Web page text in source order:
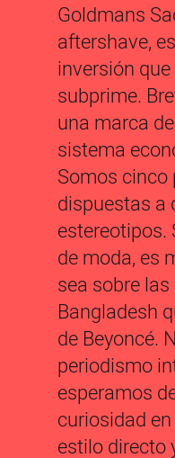
Goldmans
aftershave,
inversión
subprime.
una marca
sistema
Somos
dispuestas a
estereotipos.
de moda, es
sea sobre
Bangladesh
de Beyoncé.
periodismo
esperamos
curiosidad
estilo directo